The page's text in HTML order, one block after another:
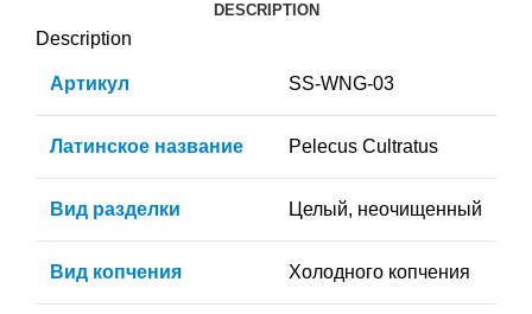
DESCRIPTION
Description
Артикул SS-WNG-03
Латинское название Pelecus Cultratus
Вид разделки Целый, неочищенный
Вид копчения Холодного копчения